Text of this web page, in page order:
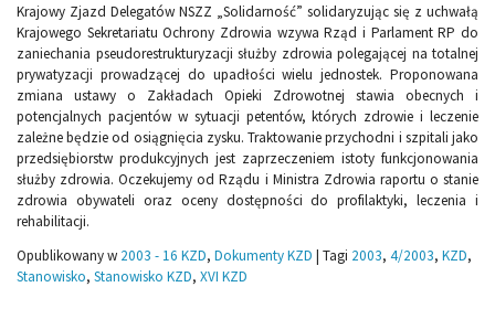
Krajowy Zjazd Delegatów NSZZ „Solidarność” solidaryzując się z uchwałą
Krajowego Sekretariatu Ochrony Zdrowia wzywa Rząd i Parlament RP do
zaniechania pseudorestrukturyzacji służby zdrowia polegającej na totalnej
prywatyzacji prowadzącej do upadłości wielu jednostek. Proponowana
zmiana ustawy o Zakładach Opieki Zdrowotnej stawia obecnych i
potencjalnych pacjentów w sytuacji petentów, których zdrowie i leczenie
zależne będzie od osiągnięcia zysku. Traktowanie przychodni i szpitali jako
przedsiębiorstw produkcyjnych jest zaprzeczeniem istoty funkcjonowania
służby zdrowia. Oczekujemy od Rządu i Ministra Zdrowia raportu o stanie
zdrowia obywateli oraz oceny dostępności do profilaktyki, leczenia i
rehabilitacji.
Opublikowany w 2003 - 16 KZD, Dokumenty KZD | Tagi 2003, 4/2003, KZD,
Stanowisko, Stanowisko KZD, XVI KZD